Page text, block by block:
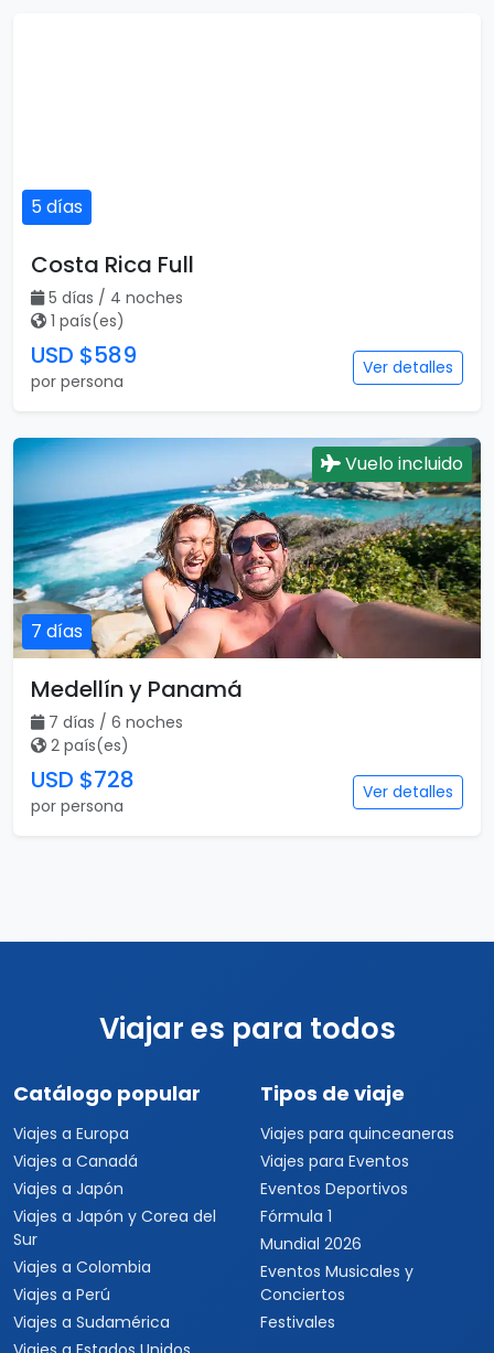
5 días
Costa Rica Full
5 días / 4 noches
1 país(es)
USD $589
por persona
Ver detalles
7 días
Vuelo incluido
Medellín y Panamá
7 días / 6 noches
2 país(es)
USD $728
por persona
Ver detalles
Viajar es para todos
Catálogo popular
Viajes a Europa
Viajes a Canadá
Viajes a Japón
Viajes a Japón y Corea del
Sur
Viajes a Colombia
Viajes a Perú
Viajes a Sudamérica
Tipos de viaje
Viajes para quinceaneras
Viajes para Eventos
Eventos Deportivos
Fórmula 1
Mundial 2026
Eventos Musicales y
Conciertos
Festivales